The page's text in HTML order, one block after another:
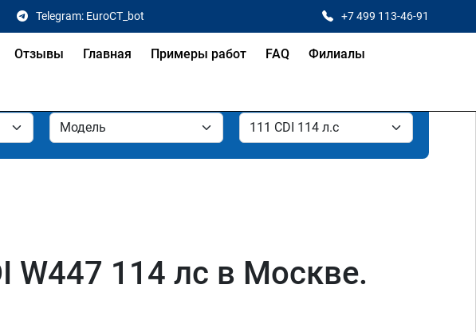
Telegram: EuroCT_bot +7 499 113-46-91
Отзывы Главная Примеры работ FAQ Филиалы
W447 114 лс в Москве.